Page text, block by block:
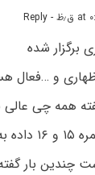
- Reply
برگزار شده
و …فعال
همه چی عالی
چندین بار